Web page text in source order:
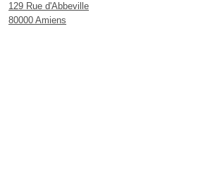
129 Rue d'Abbeville
80000 Amiens